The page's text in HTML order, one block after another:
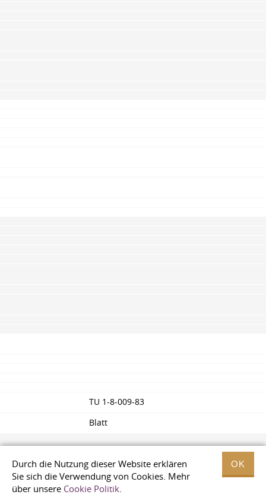
Durch die Nutzung dieser Website erklären
Sie sich die Verwendung von Cookies. Mehr
über unsere Cookie Politik.
OK
TU 1-8-009-83
Blatt